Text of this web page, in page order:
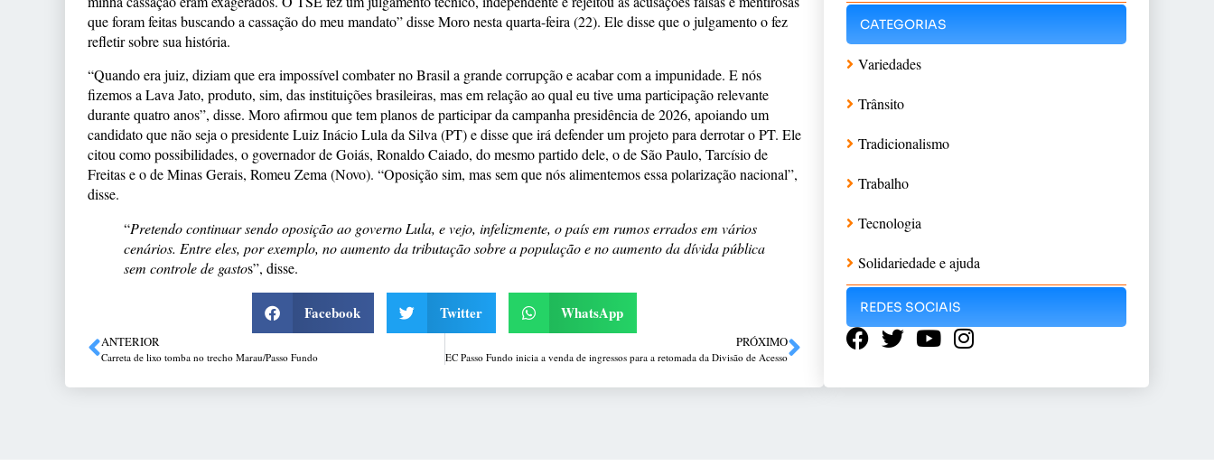
que foram feitas buscando a cassação do meu mandato” disse Moro nesta quarta-feira (22). Ele disse que o julgamento o fez
refletir sobre sua história.
“Quando era juiz, diziam que era impossível combater no Brasil a grande corrupção e acabar com a impunidade. E nós
fizemos a Lava Jato, produto, sim, das instituições brasileiras, mas em relação ao qual eu tive uma participação relevante
durante quatro anos”, disse. Moro afirmou que tem planos de participar da campanha presidência de 2026, apoiando um
candidato que não seja o presidente Luiz Inácio Lula da Silva (PT) e disse que irá defender um projeto para derrotar o PT. Ele
citou como possibilidades, o governador de Goiás, Ronaldo Caiado, do mesmo partido dele, o de São Paulo, Tarcísio de
Freitas e o de Minas Gerais, Romeu Zema (Novo). “Oposição sim, mas sem que nós alimentemos essa polarização nacional”,
disse.
“Pretendo continuar sendo oposição ao governo Lula, e vejo, infelizmente, o país em rumos errados em vários
cenários. Entre eles, por exemplo, no aumento da tributação sobre a população e no aumento da dívida pública
sem controle de gastos”, disse.
Facebook Twitter WhatsApp
ANTERIOR
Carreta de lixo tomba no trecho Marau/Passo Fundo
PRÓXIMO
EC Passo Fundo inicia a venda de ingressos para a retomada da Divisão de Acesso
CATEGORIAS
Variedades
Trânsito
Tradicionalismo
Trabalho
Tecnologia
Solidariedade e ajuda
REDES SOCIAIS